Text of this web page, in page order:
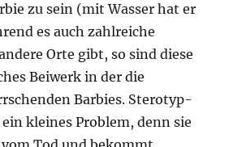
zu sein (mit Wasser hat er
es auch zahlreiche
Orte gibt, so sind diese
Beiwerk in der die
Barbies. Sterotyp-
kleines Problem, denn sie